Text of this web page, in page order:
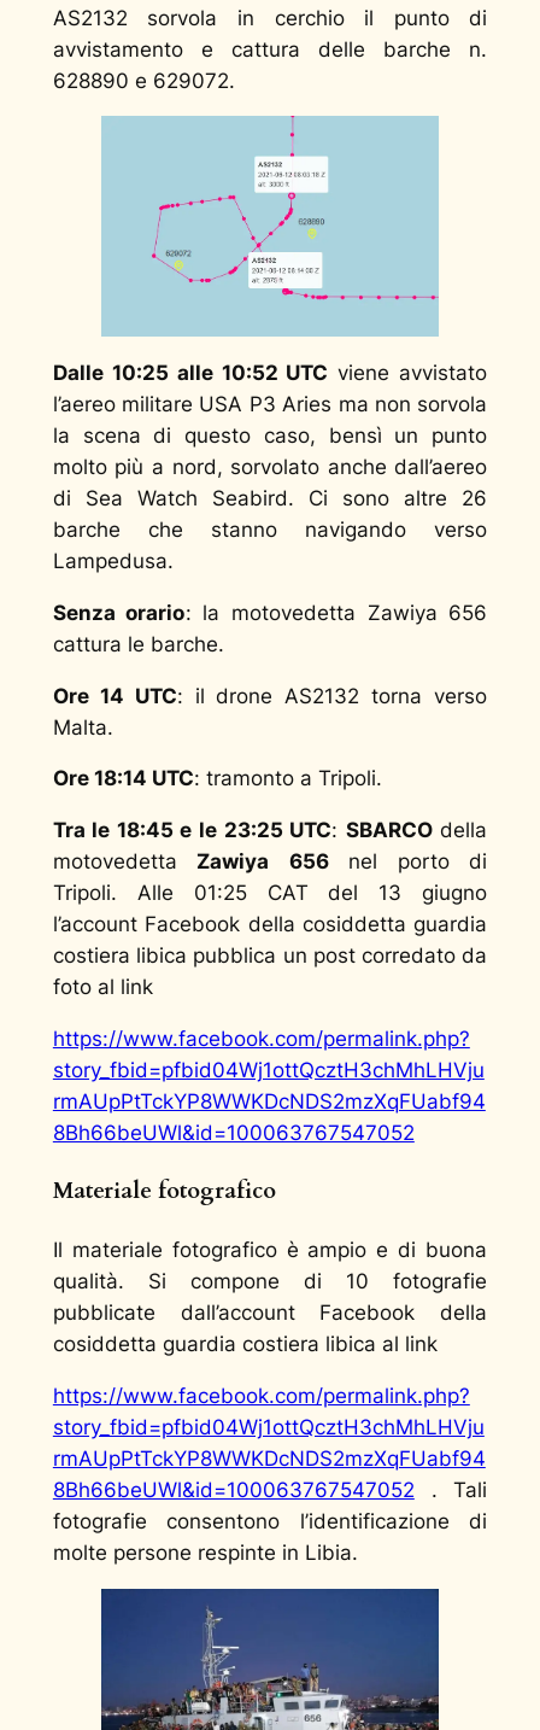
AS2132 sorvola in cerchio il punto di
avvistamento e cattura delle barche n.
628890 e 629072.
Dalle 10:25 alle 10:52 UTC viene avvistato
l’aereo militare USA P3 Aries ma non sorvola
la scena di questo caso, bensì un punto
molto più a nord, sorvolato anche dall’aereo
di Sea Watch Seabird. Ci sono altre 26
barche che stanno navigando verso
Lampedusa.
Senza orario: la motovedetta Zawiya 656
cattura le barche.
Ore 14 UTC: il drone AS2132 torna verso
Malta.
Ore 18:14 UTC: tramonto a Tripoli.
Tra le 18:45 e le 23:25 UTC: SBARCOdella
motovedetta Zawiya 656nel porto di
Tripoli. Alle 01:25 CAT del 13 giugno
l’account Facebook della cosiddetta guardia
costiera libica pubblica un post corredato da
foto al link
https://www.facebook.com/permalink.php?
story_fbid=pfbid04Wj1ottQcztH3chMhLHVju
rmAUpPtTckYP8WWKDcNDS2mzXqFUabf94
8Bh66beUWl&id=100063767547052
Materiale fotografico
Il materiale fotografico è ampio e di buona
qualità. Si compone di 10 fotografie
pubblicate dall’account Facebook della
cosiddetta guardia costiera libica al link
https://www.facebook.com/permalink.php?
story_fbid=pfbid04Wj1ottQcztH3chMhLHVju
rmAUpPtTckYP8WWKDcNDS2mzXqFUabf94
8Bh66beUWl&id=100063767547052 . Tali
fotografie consentono l’identificazione di
molte persone respinte in Libia.